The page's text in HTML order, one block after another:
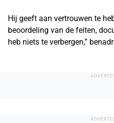
Hij geeft aan vertrouwen te
beoordeling van de feiten,
heb niets te verbergen,”